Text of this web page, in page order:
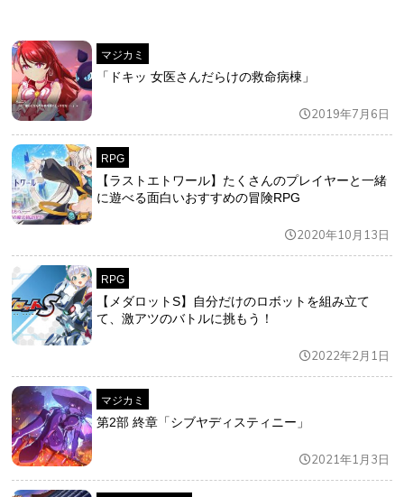
マジカミ
「ドキッ 女医さんだらけの救命病棟」
2019年7月6日
RPG
【ラストエトワール】たくさんのプレイヤーと一緒
に遊べる面白いおすすめの冒険RPG
2020年10月13日
RPG
【メダロットS】自分だけのロボットを組み立て
て、激アツのバトルに挑もう！
2022年2月1日
マジカミ
第2部 終章「シブヤディスティニー」
2021年1月3日